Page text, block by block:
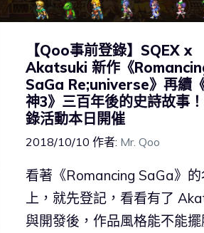
【Qoo事前登錄】SQEX x
Akatsuki 新作《
SaGa Re;universe》再續
神3》三百年後的史詩故事
錄活動本日開催
2018/10/10 作者: Mr. Qoo
看著《Romancing SaGa》
上，就先登記，看看有了
與開發後，作品風格能不能